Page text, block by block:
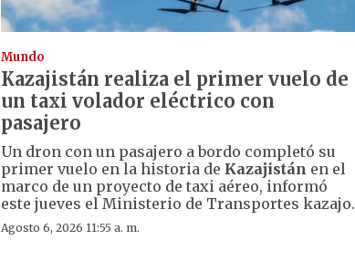
Mundo
Kazajistán realiza el primer vuelo de
un taxi volador eléctrico con
pasajero
Un dron con un pasajero a bordo completó su
primer vuelo en la historia de Kazajistán en el
marco de un proyecto de taxi aéreo, informó
este jueves el Ministerio de Transportes kazajo.
Agosto 6, 2026 11:55 a. m.